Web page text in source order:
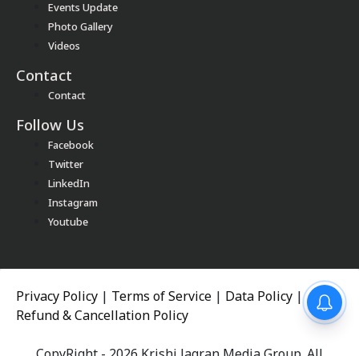
Events Update
Photo Gallery
Videos
Contact
Contact
Follow Us
Facebook
Twitter
LinkedIn
Instagram
Youtube
Privacy Policy Terms of Service Data Policy |
Refund & Cancellation Policy